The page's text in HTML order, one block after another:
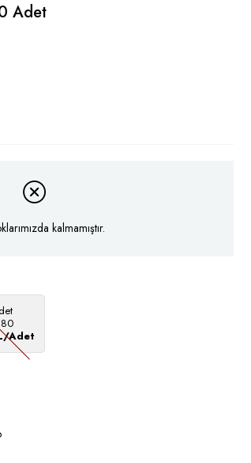
Adet
kalmamıştır.
Adet